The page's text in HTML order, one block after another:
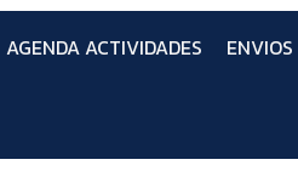
AGENDA ACTIVIDADES ENVIOS